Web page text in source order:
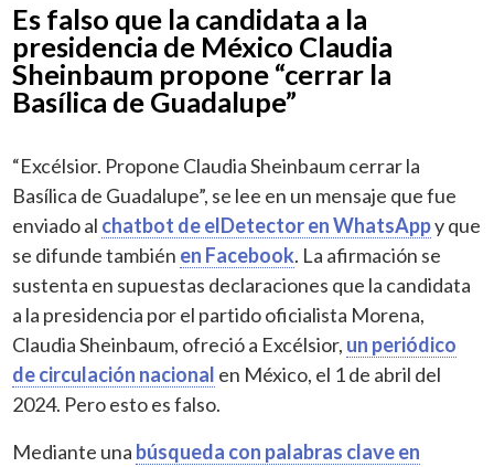
Es falso que la candidata a la
presidencia de México Claudia
Sheinbaum propone “cerrar la
Basílica de Guadalupe”
“Excélsior. Propone Claudia Sheinbaum cerrar la
Basílica de Guadalupe”, se lee en un mensaje que fue
enviado al chatbot de elDetector en WhatsAppy que
se difunde también en Facebook. La afirmación se
sustenta en supuestas declaraciones que la candidata
a la presidencia por el partido oficialista Morena,
Claudia Sheinbaum, ofreció a Excélsior, un periódico
de circulación nacional en México, el 1 de abril del
2024. Pero esto es falso.
Mediante una búsqueda con palabras clave en